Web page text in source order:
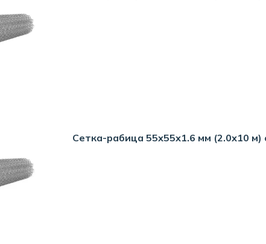
Сетка-рабица 55х55х1.6 мм (2.0х10 м)